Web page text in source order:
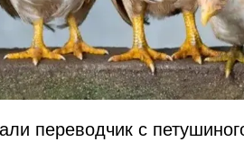
переводчик с